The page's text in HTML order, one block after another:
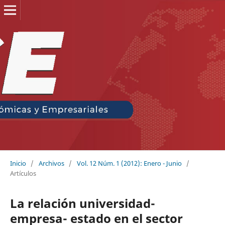
Inicio / Archivos / Vol. 12 Núm. 1 (2012): Enero - Junio /
Artículos
La relación universidad-
empresa- estado en el sector